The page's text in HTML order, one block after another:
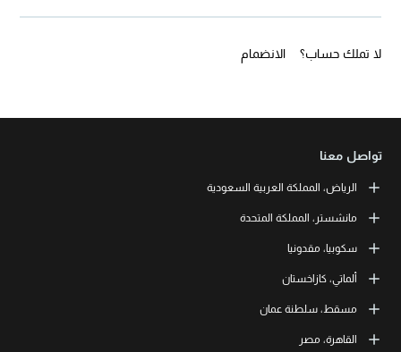
لا تملك حساب؟ الانضمام
تواصل معنا
الرياض، المملكة العربية السعودية
LEORON Saudi Experts Institute for Training
طريق الملك فهد، حي الرحمانية، برج القمر، الطابق الثالث والعشرون، مبنى
+966 11 464 4865
مانشستر، المملكة المتحدة
L3RN New Skills Co.
Office No. 2, 34 Station Road
Urmston, Manchester, England M41 9JQ UK
+44 (0) 1615138133
سكوبيا، مقدونيا
L3RN dooel
Str. 20, No 82, Cucer-Sandevo 1000 Skopje, MKD
ألماتي، كازاخستان
LEORON Training and Development
Baizakov street, 280, office 3 050000 Almaty, KAZ
مسقط، سلطنة عمان
LEORON Training Institute
The Office 1991, Building No. 5341, Way No. 4560, Office No. 215, Al
القاهرة، مصر